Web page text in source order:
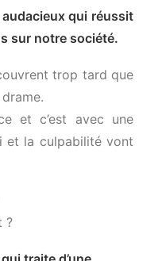
qui réussit
sur notre société.
trop tard que
drame.
et c’est avec une
et la culpabilité vont
?